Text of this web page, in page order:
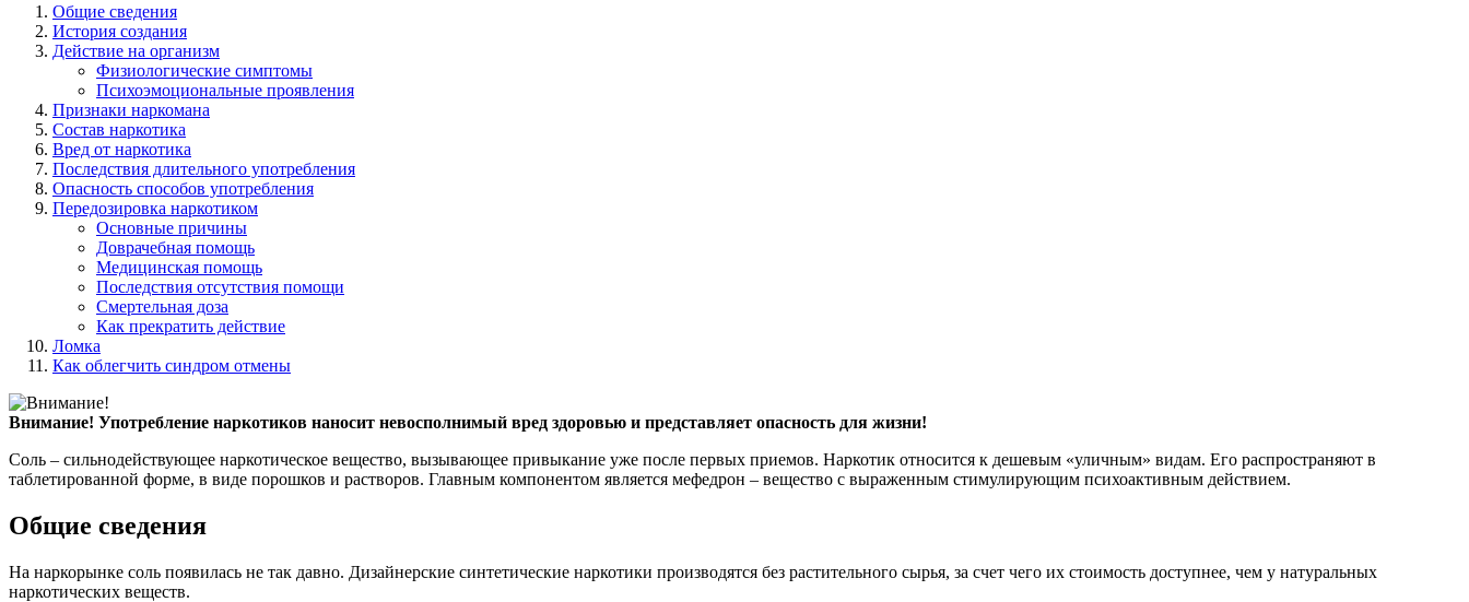
Общие сведения
История создания
Действие на организм
Физиологические симптомы
Психоэмоциональные проявления
Признаки наркомана
Состав наркотика
Вред от наркотика
Последствия длительного употребления
Опасность способов употребления
Передозировка наркотиком
Основные причины
Доврачебная помощь
Медицинская помощь
Последствия отсутствия помощи
Смертельная доза
Как прекратить действие
Ломка
Как облегчить синдром отмены
Внимание! Употребление наркотиков наносит невосполнимый вред здоровью и представляет опасность для жизни!
Соль – сильнодействующее наркотическое вещество, вызывающее привыкание уже после первых приемов. Наркотик относится к дешевым «уличным» видам. Его распространяют в
таблетированной форме, в виде порошков и растворов. Главным компонентом является мефедрон – вещество с выраженным стимулирующим психоактивным действием.
Общие сведения
На наркорынке соль появилась не так давно. Дизайнерские синтетические наркотики производятся без растительного сырья, за счет чего их стоимость доступнее, чем у натуральных
наркотических веществ.